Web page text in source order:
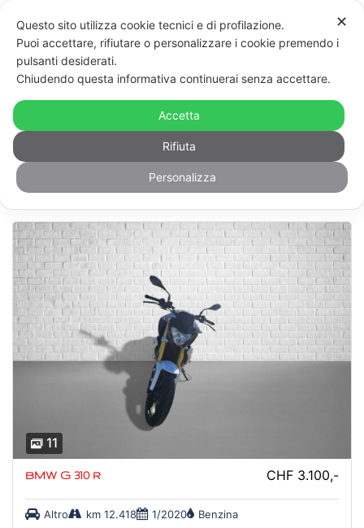
contenuto
Occasioni 74Risultati
FILTRA
Anno
Prezzo
11
BMW G 310 R CHF 3.100,-
Altro km 12.418 1/2020 Benzina
✕
Questo sito utilizza cookie tecnici e di profilazione.
Puoi accettare, rifiutare o personalizzare i cookie premendo i
pulsanti desiderati.
Chiudendo questa informativa continuerai senza accettare.
Accetta
Rifiuta
Personalizza